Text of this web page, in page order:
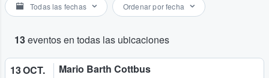
Todas las fechas Ordenar por fecha
13eventos en todas las ubicaciones
13 OCT. Mario Barth Cottbus